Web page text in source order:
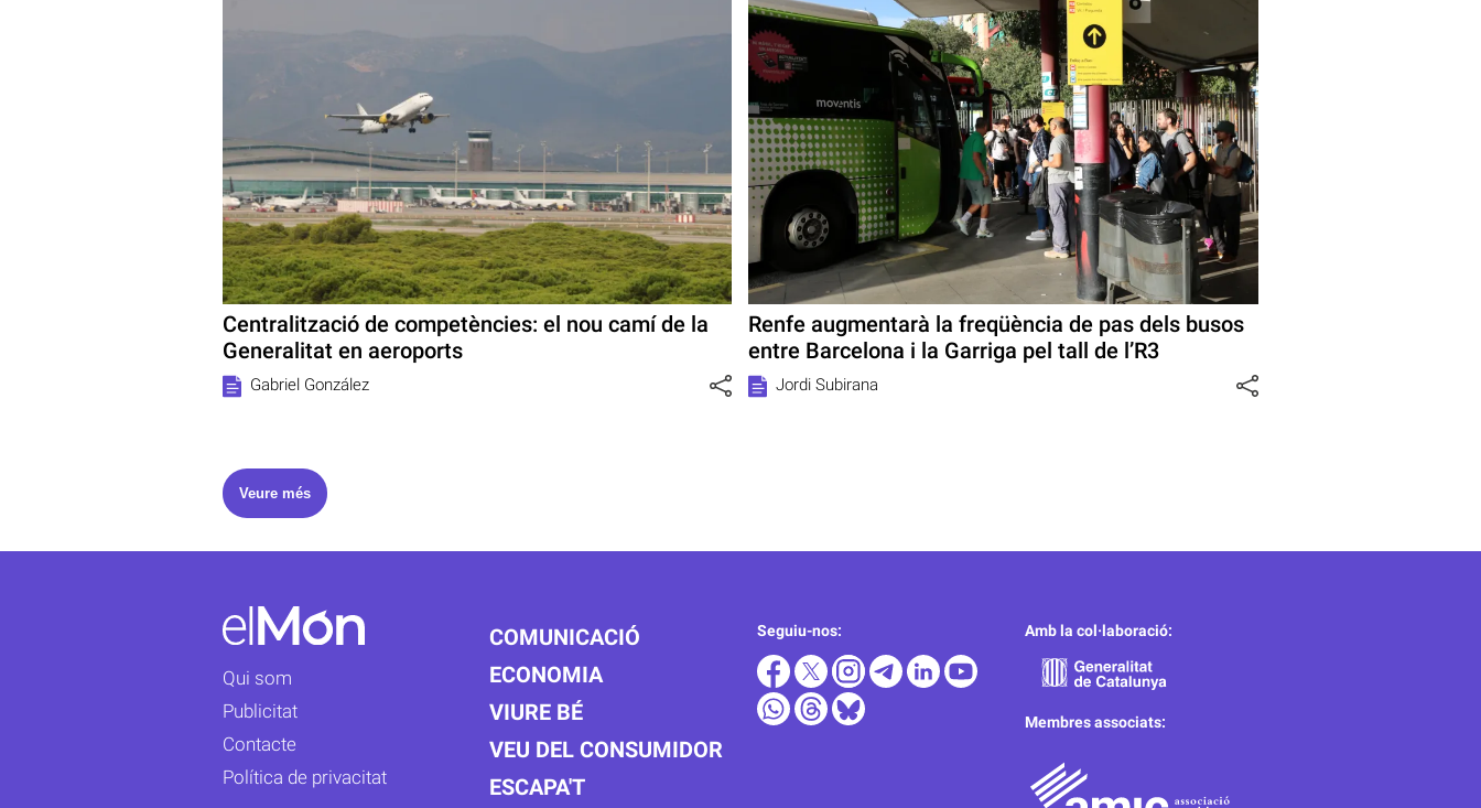
Centralització de competències: el nou camí de la
Generalitat en aeroports
Gabriel González
Renfe augmentarà la freqüència de pas dels busos
entre Barcelona i la Garriga pel tall de l’R3
Jordi Subirana
Veure més
Qui som
Publicitat
Contacte
Política de privacitat
COMUNICACIÓ
ECONOMIA
VIURE BÉ
VEU DEL CONSUMIDOR
ESCAPA'T
Seguiu-nos: Amb la col·laboració:
Membres associats: